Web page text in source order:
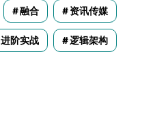
融合 资讯传媒
进阶实战 逻辑架构